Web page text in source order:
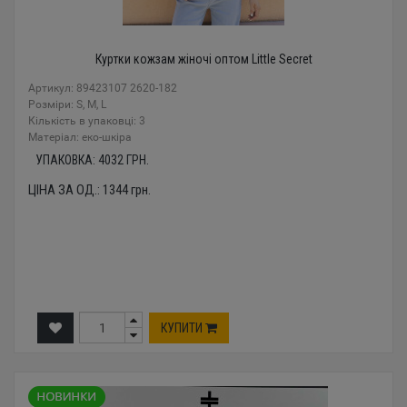
Куртки кожзам жіночі оптом Little Secret
Артикул: 89423107 2620-182
Розміри: S, M, L
Кількість в упаковці: 3
Mатеріал: еко-шкіра
УПАКОВКА: 4032 ГРН.
ЦІНА ЗА ОД.: 1344грн.
КУПИТИ